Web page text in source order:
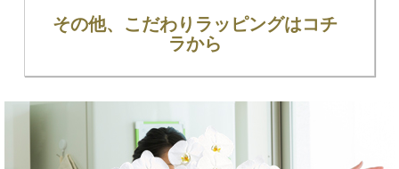
その他、こだわりラッピングはコチ
ラから